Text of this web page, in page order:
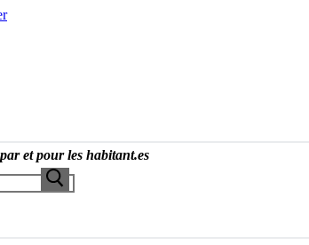
et pour les habitant.es